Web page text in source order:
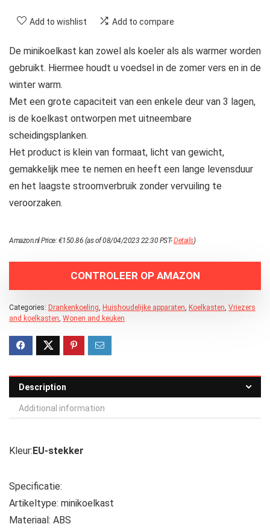
Add to wishlist Add to compare
De minikoelkast kan zowel als koeler als als warmer worden
gebruikt. Hiermee houdt u voedsel in de zomer vers en in de
winter warm.
Met een grote capaciteit van een enkele deur van 3 lagen,
is de koelkast ontworpen met uitneembare
scheidingsplanken.
Het product is klein van formaat, licht van gewicht,
gemakkelijk mee te nemen en heeft een lange levensduur
en het laagste stroomverbruik zonder vervuiling te
veroorzaken.
Amazon.nl Price:€150.86 (as of 08/04/2023 22:30 PST-Details)
CONTROLEER OP AMAZON
Categories: Drankenkoeling Huishoudelijke apparaten Koelkasten Vriezers
and koelkasten Wonen and keuken
Description
Additional information
Kleur:EU-stekker
Specificatie:
Artikeltype: minikoelkast
Materiaal: ABS